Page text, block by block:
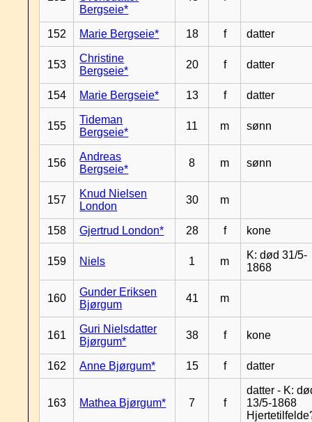
Bergseie*
152 Marie Bergseie* 18 f datter
153
Christine
Bergseie*
20 f datter
154 Marie Bergseie* 13 f datter
155
Tideman
Bergseie*
11 m sønn
156
Andreas
Bergseie*
8 m sønn
157
Knud Nielsen
London
30 m
158 Gjertrud London* 28 f kone
159 Niels 1 m
K: død 31/5-
1868
160
Gunder Eriksen
Bjørgum
41 m
161
Guri Nielsdatter
Bjørgum*
38 f kone
162 Anne Bjørgum* 15 f datter
163 Mathea Bjørgum* 7 f
datter - K:
13/5-1868